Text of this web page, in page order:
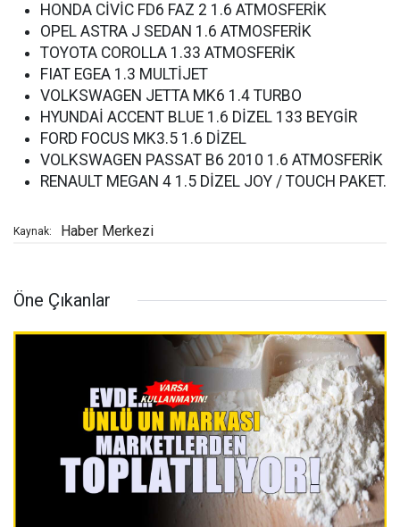
HONDA CİVİC FD6 FAZ 2 1.6 ATMOSFERİK
OPEL ASTRA J SEDAN 1.6 ATMOSFERİK
TOYOTA COROLLA 1.33 ATMOSFERİK
FIAT EGEA 1.3 MULTİJET
VOLKSWAGEN JETTA MK6 1.4 TURBO
HYUNDAİ ACCENT BLUE 1.6 DİZEL 133 BEYGİR
FORD FOCUS MK3.5 1.6 DİZEL
VOLKSWAGEN PASSAT B6 2010 1.6 ATMOSFERİK
RENAULT MEGAN 4 1.5 DİZEL JOY / TOUCH PAKET.
Kaynak: Haber Merkezi
Öne Çıkanlar